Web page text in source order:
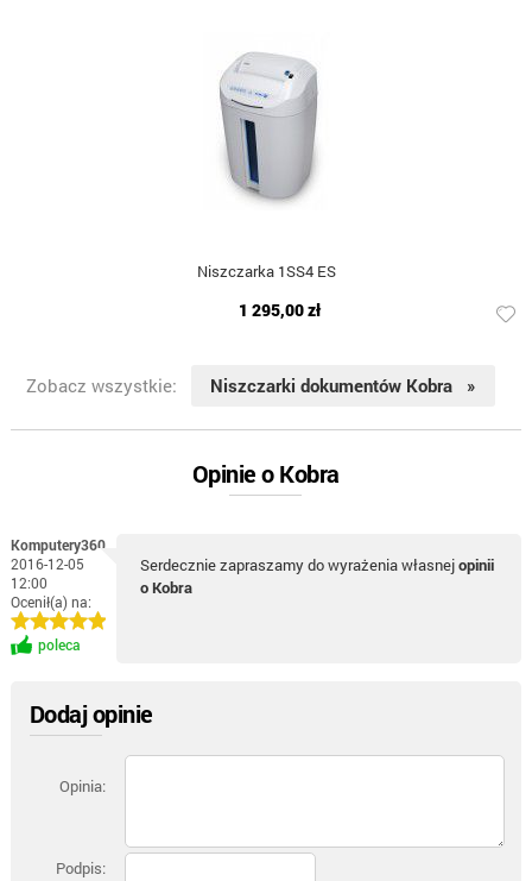
Niszczarka 1SS4 ES
1 295,00 zł
Zobacz wszystkie: Niszczarki dokumentów Kobra »
Opinie o Kobra
Komputery360
2016-12-05
12:00
Ocenił(a) na:
poleca
Serdecznie zapraszamy do wyrażenia własnejopinii
o Kobra
Dodaj opinie
Opinia:
Podpis: